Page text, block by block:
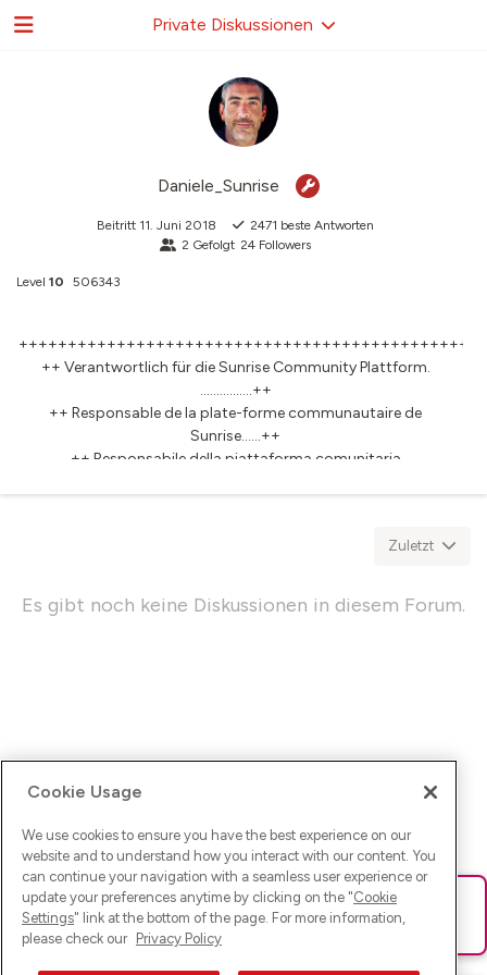
Daniele_Sunrise
Beitritt 11. Juni 2018 2471 beste Antworten
2 Gefolgt 24 Followers
Level 10 506343
++ Verantwortlich für die Sunrise Community Plattform.
................++
++ Responsable de la plate-forme communautaire de
Sunrise......++
++ Responsabile della piattaforma comunitaria
Private Diskussionen
Zuletzt
Es gibt noch keine Diskussionen in diesem Forum.
Ups! Da ist was schief gelaufen. Bitte lade die Seite neu oder
versuche es erneut.
Cookie Usage
We use cookies to ensure you have the best experience on our
website and to understand how you interact with our content. You
can continue your navigation with a seamless user experience or
update your preferences anytime by clicking on the "Cookie
Settings" link at the bottom of the page. For more information,
please check our Privacy Policy